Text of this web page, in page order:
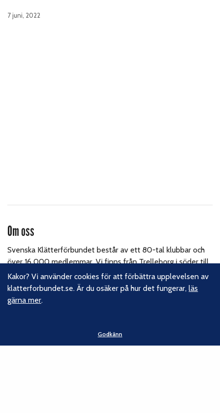
7 juni, 2022
Om oss
Svenska Klätterförbundet består av ett 80-tal klubbar och
över 16 000 medlemmar. Vi finns från Trelleborg i söder till
Kiruna i norr. Klättrarna i Sverige är dock betydligt fler och vi
för din talan, oavsett om du är medlem eller inte.Läs om
vårt hållbarhetsarbete.
Facebook
Kakor? Vi använder cookies för att förbättra upplevelsen av
klatterforbundet.se. Är du osäker på hur det fungerar,läs
gärna mer.
Godkänn